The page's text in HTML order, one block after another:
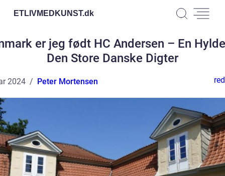
ETLIVMEDKUNST.dk
er jeg født HC Andersen – En
Den Store Danske Digter
2024 Peter Mortensen